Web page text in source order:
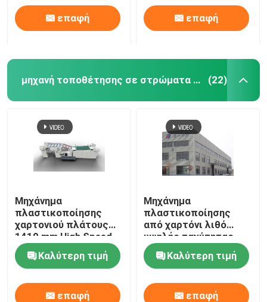
επαφή επαφή
μηχανή τοποθέτησης σε στρώματα χαρτονιού (22)
Μηχάνημα
πλαστικοποίησης
χαρτονιού πλάτους
1410 mm High Speed ​​
DX-1410
Καλύτερη τιμή
επαφή
Μηχάνημα
πλαστικοποίησης
από χαρτόνι λιθό
υψηλής ταχύτητας
150 τμχ/Min DX-1207
Καλύτερη τιμή
επαφή